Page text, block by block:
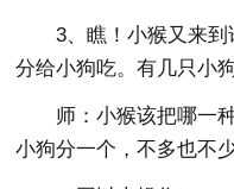
3、瞧！小猴又来
分给小狗吃。有几只小
师：小猴该把哪一
小狗分一个，不多也不